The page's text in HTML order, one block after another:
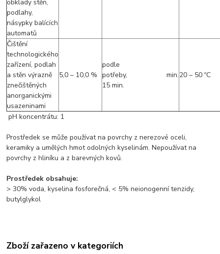
obklady stěn,
podlahy,
násypky balících
automatů
Čištění
technologického
zařízení, podlah
a stěn výrazně
znečištěných
anorganickými
usazeninami
5,0 – 10,0 %
podle
potřeby, min.
15 min.
20 – 50 ºC
pH koncentrátu: 1
Prostředek se může používat na povrchy z nerezové oceli,
keramiky a umělých hmot odolných kyselinám. Nepoužívat na
povrchy z hliníku a z barevných kovů.
Prostředek obsahuje:
> 30% voda, kyselina fosforečná, < 5% neionogenní tenzidy,
butylglykol
Zboží zařazeno v kategoriích